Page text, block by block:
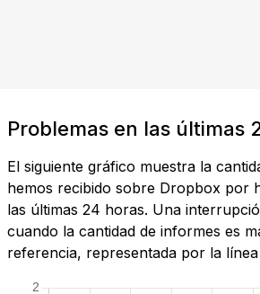
Problemas en las últimas
El siguiente gráfico muestra la
hemos recibido sobre Dropbox por
las últimas 24 horas. Una
cuando la cantidad de informes es
referencia, representada por la